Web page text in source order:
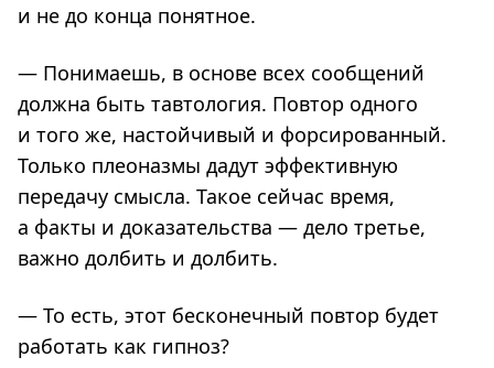
и не до конца понятное.
— Понимаешь, в основе всех сообщений
должна быть тавтология. Повтор одного
и того же, настойчивый и форсированный.
Только плеоназмы дадут эффективную
передачу смысла. Такое сейчас время,
а факты и доказательства — дело третье,
важно долбить и долбить.
— То есть, этот бесконечный повтор будет
работать как гипноз?